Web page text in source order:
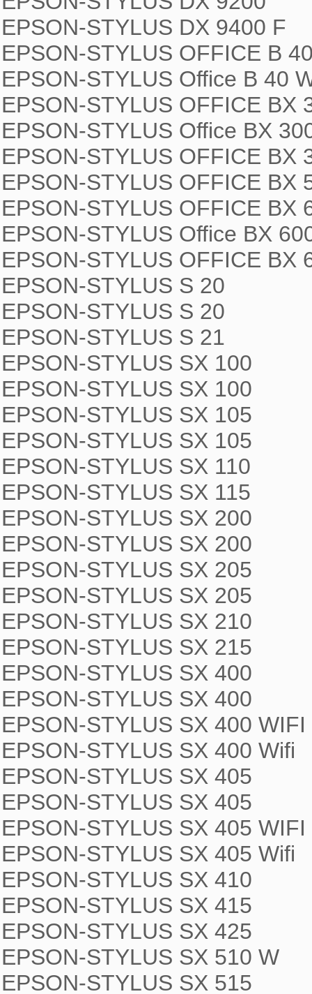
EPSON-STYLUS DX 9400 F
EPSON-STYLUS OFFICE B
EPSON-STYLUS Office B 40
EPSON-STYLUS OFFICE BX
EPSON-STYLUS Office BX
EPSON-STYLUS OFFICE BX
EPSON-STYLUS OFFICE BX
EPSON-STYLUS OFFICE BX
EPSON-STYLUS Office BX
EPSON-STYLUS OFFICE BX
EPSON-STYLUS S 20
EPSON-STYLUS S 20
EPSON-STYLUS S 21
EPSON-STYLUS SX 100
EPSON-STYLUS SX 100
EPSON-STYLUS SX 105
EPSON-STYLUS SX 105
EPSON-STYLUS SX 110
EPSON-STYLUS SX 115
EPSON-STYLUS SX 200
EPSON-STYLUS SX 200
EPSON-STYLUS SX 205
EPSON-STYLUS SX 205
EPSON-STYLUS SX 210
EPSON-STYLUS SX 215
EPSON-STYLUS SX 400
EPSON-STYLUS SX 400
EPSON-STYLUS SX 400 WIFI
EPSON-STYLUS SX 400 Wifi
EPSON-STYLUS SX 405
EPSON-STYLUS SX 405
EPSON-STYLUS SX 405 WIFI
EPSON-STYLUS SX 405 Wifi
EPSON-STYLUS SX 410
EPSON-STYLUS SX 415
EPSON-STYLUS SX 425
EPSON-STYLUS SX 510 W
EPSON-STYLUS SX 515